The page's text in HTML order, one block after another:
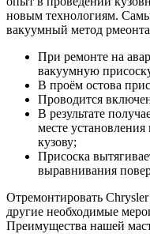
новым технологиям.
вакуумный метод
При ремонте на
вакуумную
В проём остова
Проводится
В результате
месте
кузову;
Присоска
выравнивания
Отремонтировать
другие необходимые
Преимущества нашей